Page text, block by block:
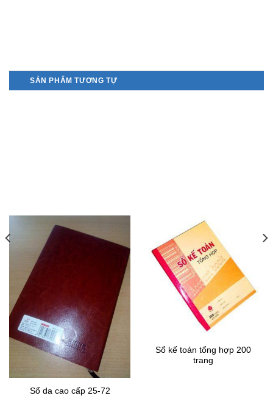
SẢN PHẨM TƯƠNG TỰ
Sổ da cao cấp 25-72
Sổ kế toán tổng hợp 200
trang